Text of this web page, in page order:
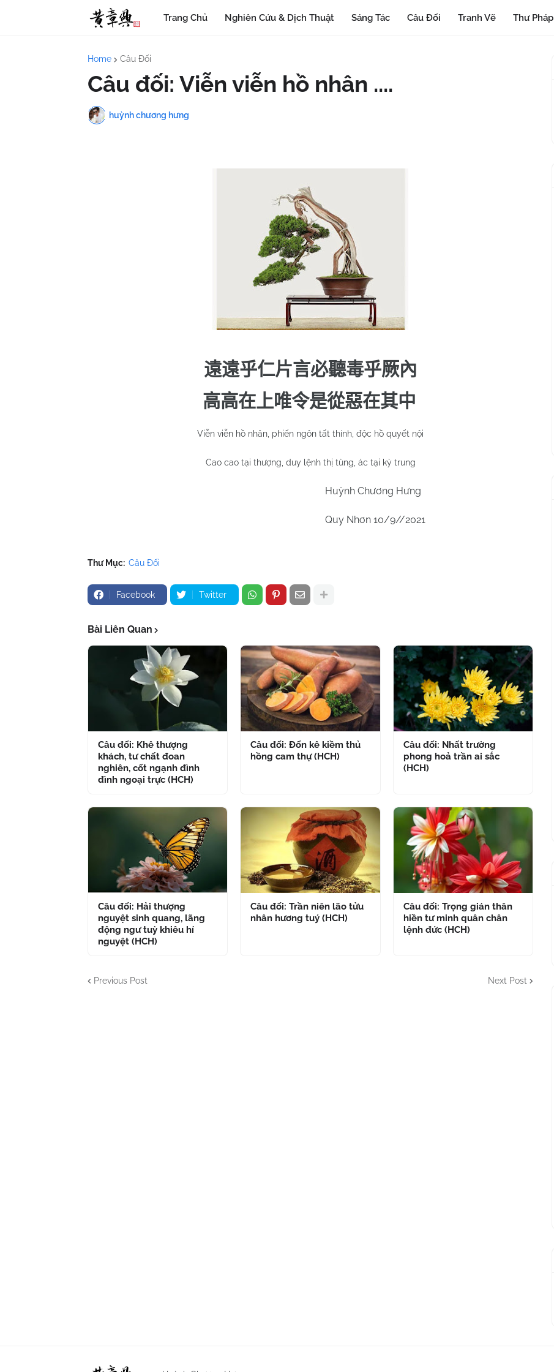
Trang Chủ Nghiên Cứu & Dịch Thuật Sáng Tác Câu Đối Tranh Vẽ Thư Pháp
Home Câu Đối
Câu đối: Viễn viễn hồ nhân ....
huỳnh chương hưng
遠遠乎仁片言必聽毒乎厥內
高高在上唯令是從惡在其中
Viễn viễn hồ nhân, phiến ngôn tất thính, độc hồ quyết nội
Cao cao tại thượng, duy lệnh thị tùng, ác tại kỳ trung
Huỳnh Chương Hưng
Quy Nhơn 10/9//2021
Thư Mục: Câu Đối
Facebook Twitter
Bài Liên Quan
Câu đối: Khê thượng
khách, tư chất đoan
nghiên, cốt ngạnh đình
đình ngoại trực (HCH)
Câu đối: Đốn kê kiềm thủ
hồng cam thự (HCH)
Câu đối: Nhất trường
phong hoả trần ai sắc
(HCH)
Câu đối: Hải thượng
nguyệt sinh quang, lãng
động ngư tuỳ khiêu hí
nguyệt (HCH)
Câu đối: Trần niên lão tửu
nhân hương tuý (HCH)
Câu đối: Trọng gián thân
hiền tư minh quân chân
lệnh đức (HCH)
Previous Post Next Post